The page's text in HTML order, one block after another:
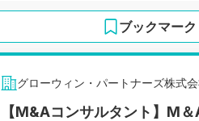
ブックマーク
グローウィン・パートナーズ株式
【M&Aコンサルタント】M